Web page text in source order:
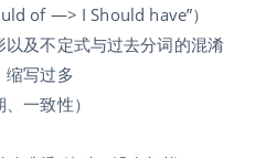
of —> I Should have”）
及不定式与过去分词的混淆
缩写过多
一致性）